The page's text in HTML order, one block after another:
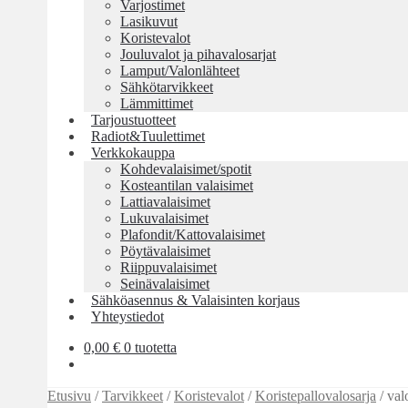
Varjostimet
Lasikuvut
Koristevalot
Jouluvalot ja pihavalosarjat
Lamput/Valonlähteet
Sähkötarvikkeet
Lämmittimet
Tarjoustuotteet
Radiot&Tuulettimet
Verkkokauppa
Kohdevalaisimet/spotit
Kosteantilan valaisimet
Lattiavalaisimet
Lukuvalaisimet
Plafondit/Kattovalaisimet
Pöytävalaisimet
Riippuvalaisimet
Seinävalaisimet
Sähköasennus & Valaisinten korjaus
Yhteystiedot
0,00 € 0 tuotetta
Etusivu /Tarvikkeet /Koristevalot /Koristepallovalosarja /